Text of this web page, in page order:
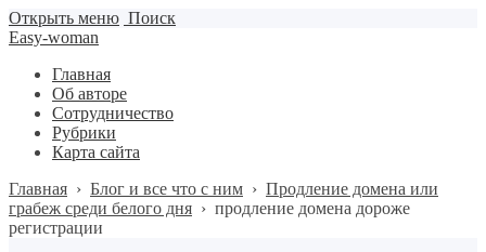
Открыть меню Поиск
Easy-woman
Главная
Об авторе
Сотрудничество
Рубрики
Карта сайта
Главная › Блог и все что с ним › Продление домена или
грабеж среди белого дня › продление домена дороже
регистрации